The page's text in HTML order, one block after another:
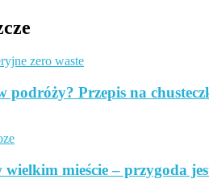
podróży? Przepis na
mieście – przygoda